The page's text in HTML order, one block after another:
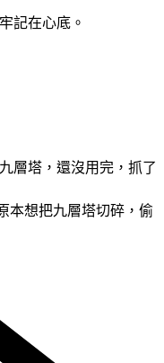
記在心底。
層塔，還沒用完，抓了
本想把九層塔切碎，偷